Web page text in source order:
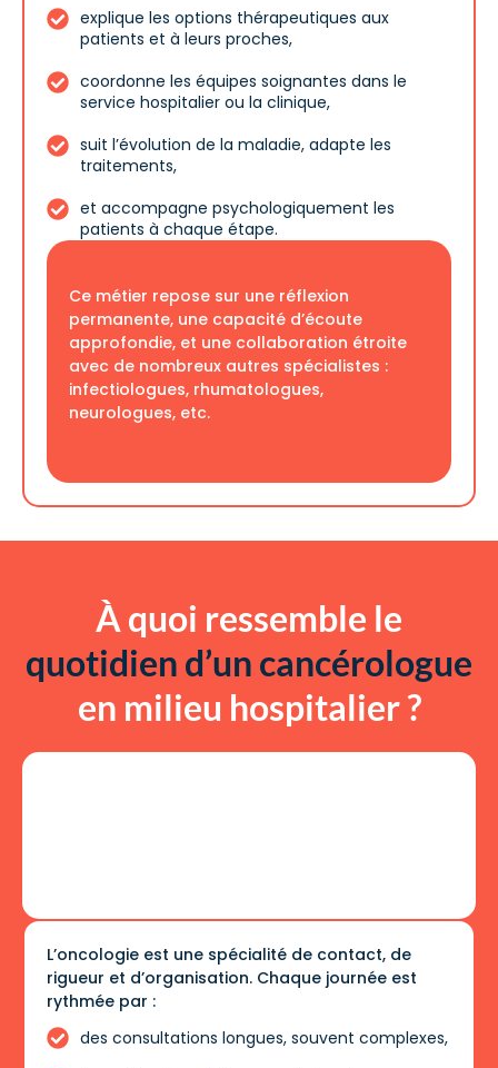
explique les options thérapeutiques aux
patients et à leurs proches,
coordonne les équipes soignantes dans le
service hospitalier ou la clinique,
suit l’évolution de la maladie, adapte les
traitements,
et accompagne psychologiquement les
patients à chaque étape.
Ce métier repose sur une réflexion
permanente, une capacité d’écoute
approfondie, et une collaboration étroite
avec de nombreux autres spécialistes :
infectiologues, rhumatologues,
neurologues, etc.
À quoi ressemble le
quotidien d’un cancérologue
en milieu hospitalier ?
L’oncologie est une spécialité de contact, de
rigueur et d’organisation. Chaque journée est
rythmée par :
des consultations longues, souvent complexes,